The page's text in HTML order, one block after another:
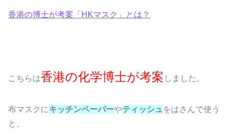
香港の博士が考案「HKマスク」とは？
こちらは香港の化学博士が考案 しました。
布マスクにキッチンペーパーやティッシュ をはさんで使う
と、